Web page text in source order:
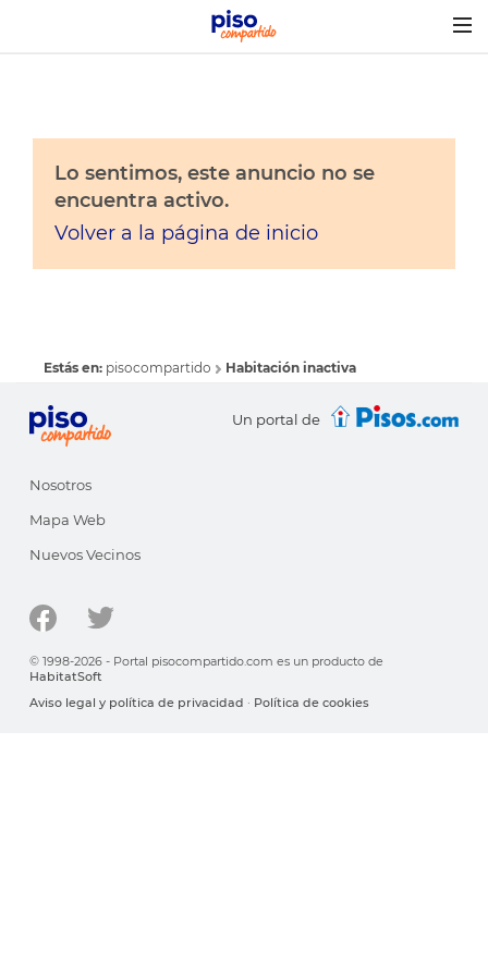
Lo sentimos, este anuncio no se
encuentra activo.
Volver a la página de inicio
Estás en: pisocompartido Habitación inactiva
Un portal de
Nosotros
Mapa Web
Nuevos Vecinos
© 1998-2026 - Portal pisocompartido.com es un producto de
HabitatSoft
Aviso legal y política de privacidad · Política de cookies